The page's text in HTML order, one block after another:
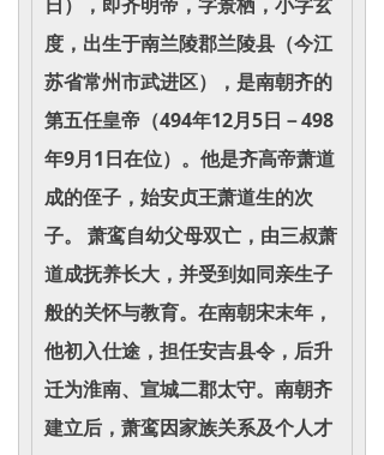
度，出生于南兰陵郡兰陵县（今江
苏省常州市武进区），是南朝齐的
第五任皇帝（494年12月5日－498
年9月1日在位）。他是齐高帝萧道
成的侄子，始安贞王萧道生的次
子。 萧鸾自幼父母双亡，由三叔萧
道成抚养长大，并受到如同亲生子
般的关怀与教育。在南朝宋末年，
他初入仕途，担任安吉县令，后升
迁为淮南、宣城二郡太守。南朝齐
建立后，萧鸾因家族关系及个人才